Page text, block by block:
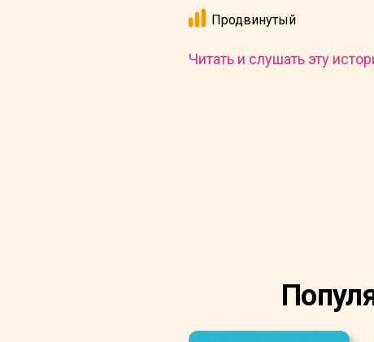
Продвинутый
Читать и слушать эту